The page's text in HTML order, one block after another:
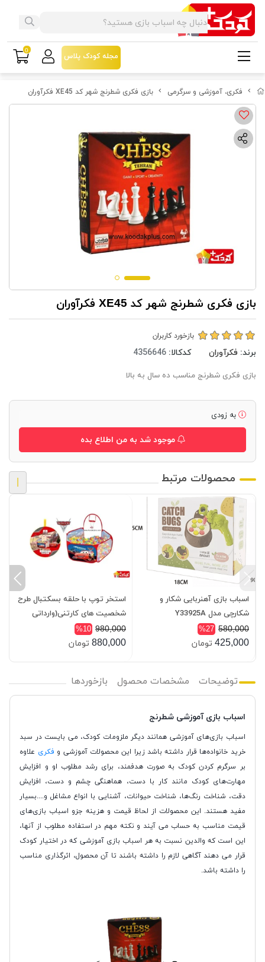
فکری، آموزشی و سرگرمی بازی فکری شطرنج شهر کد XE45 فکرآوران
بازی فکری شطرنج شهر کد XE45 فکرآوران
بازخورد کاربران
برند: فکرآوران کدکالا:
بازی فکری شطرنج مناسب ده سال به بالا
به زودی
موجود شد به من اطلاع بده
محصولات مرتبط
اسباب بازی آهنربایی شکار و
شکارچی مدل Y33925A
580,000
%27
425,000 تومان
استخر توپ با حلقه بسکتبال طرح
شخصیت های کارتنی(وارداتی
اصلی)
980,000
%10
880,000 تومان
توضیحات مشخصات محصول بازخوردها
اسباب بازی آموزشی شطرنج
اسباب بازی‌های آموزشی همانند دیگر ملزومات کودک، می بایست در سبد
خرید خانواده‌ها قرار داشته باشد زیرا این محصولات آموزشی و فکری علاوه
بر سرگرم کردن کودک به صورت هدفمند، برای رشد مطلوب او و افزایش
مهارت‌های کودک مانند کار با دست، هماهنگی چشم و دست، افزایش
دقت، شناخت رنگ‌ها، شناخت حیوانات، آشنایی با انواع مشاغل و....بسیار
مفید هستند. این محصولات از لحاظ قیمت و هزینه جزو اسباب بازی‌های
قیمت مناسب به حساب می آیند و نکته مهم در استفاده مطلوب از آنها،
این است که والدین نسبت به هر اسباب بازی آموزشی که در اختیار کودک
قرار می دهند آگاهی لازم را داشته باشند تا آن محصول، اثرگذاری مناسب
را داشته باشد.
مجله کودک پلاس
0